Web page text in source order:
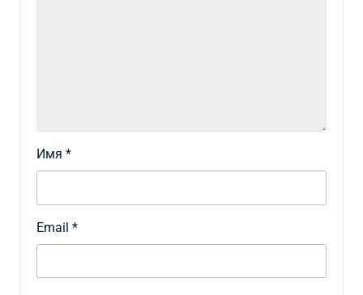
Имя *
Email *